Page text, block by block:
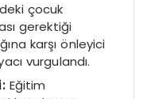
çocuk
gerektiği
karşı önleyici
vurgulandı.
Eğitim